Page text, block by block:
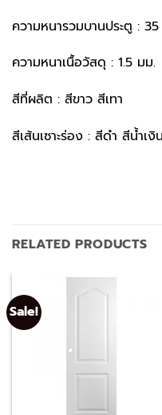
ความหนารวมบานประตู :
ความหนาเนื้อวัสดุ : 1.5 มม.
สีที่ผลิต : สีขาว สีเทา
สีเส้นเซาะร่อง : สีดำ สีน้ำเ
RELATED PRODUCTS
Sale!